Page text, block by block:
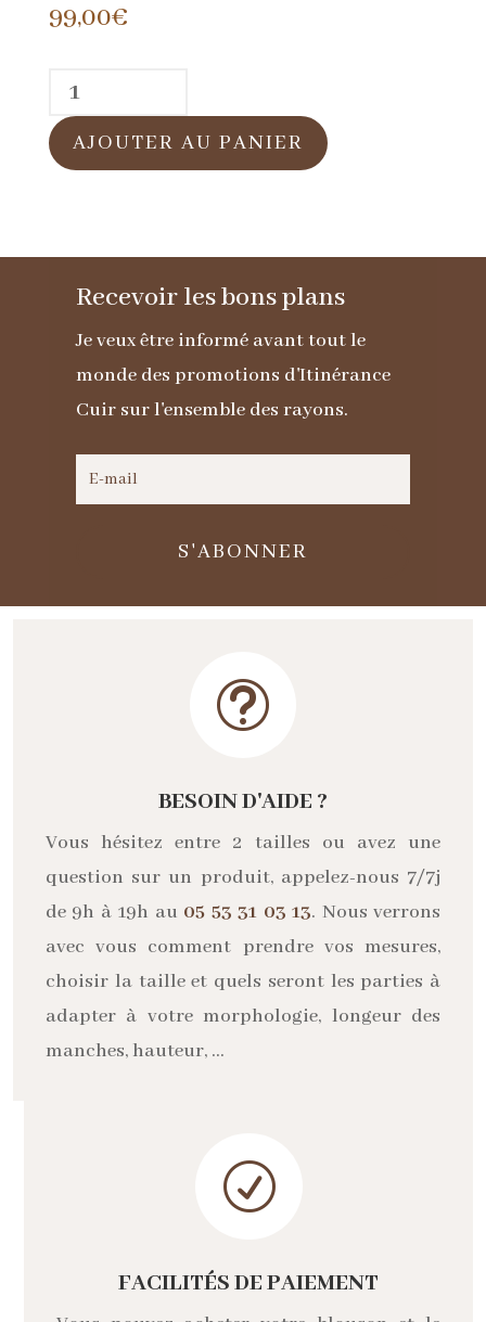
99,00€
quantité
de
Sac
vachette
jaune
AJOUTER AU PANIER
Recevoir les bons plans
Je veux être informé avant tout le
monde des promotions d'Itinérance
Cuir sur l'ensemble des rayons.
S'ABONNER
t
BESOIN D'AIDE ?
Vous hésitez entre 2 tailles ou avez une
question sur un produit, appelez-nous 7/7j
de 9h à 19h au 05 53 31 03 13. Nous verrons
avec vous comment prendre vos mesures,
choisir la taille et quels seront les parties à
adapter à votre morphologie, longeur des
manches, hauteur, …
R
FACILITÉS DE PAIEMENT